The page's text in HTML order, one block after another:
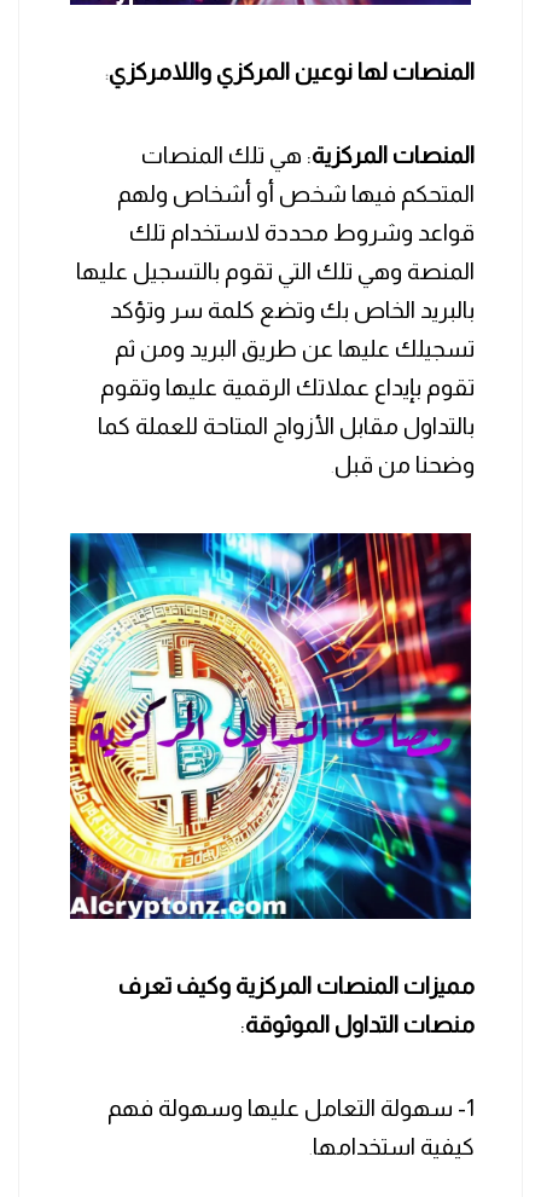
المنصات لها نوعين المركزي واللامركزي:
المنصات المركزية: هي تلك المنصات
المتحكم فيها شخص أو أشخاص ولهم
قواعد وشروط محددة لاستخدام تلك
المنصة وهي تلك التي تقوم بالتسجيل عليها
بالبريد الخاص بك وتضع كلمة سر وتؤكد
تسجيلك عليها عن طريق البريد ومن ثم
تقوم بإيداع عملاتك الرقمية عليها وتقوم
بالتداول مقابل الأزواج المتاحة للعملة كما
وضحنا من قبل.
مميزات المنصات المركزية وكيف تعرف
منصات التداول الموثوقة:
1- سهولة التعامل عليها وسهولة فهم
كيفية استخدامها .